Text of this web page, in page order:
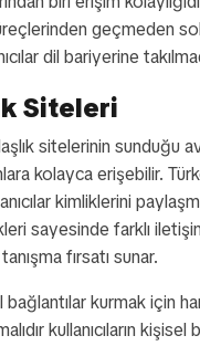
geçmeden
dil bariyerine
Siteleri
sitelerinin sunduğu
kolayca erişebilir.
kimliklerini
sayesinde farklı
fırsatı sunar.
kurmak için
kullanıcıların